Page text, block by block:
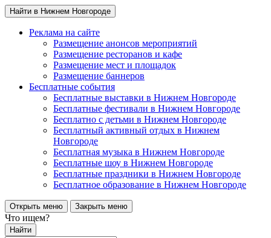
Найти в Нижнем Новгороде
Реклама на сайте
Размещение анонсов мероприятий
Размещение ресторанов и кафе
Размещение мест и площадок
Размещение баннеров
Бесплатные события
Бесплатные выставки в Нижнем Новгороде
Бесплатные фестивали в Нижнем Новгороде
Бесплатно с детьми в Нижнем Новгороде
Бесплатный активный отдых в Нижнем
Новгороде
Бесплатная музыка в Нижнем Новгороде
Бесплатные шоу в Нижнем Новгороде
Бесплатные праздники в Нижнем Новгороде
Бесплатное образование в Нижнем Новгороде
Открыть меню Закрыть меню
Что ищем?
Найти